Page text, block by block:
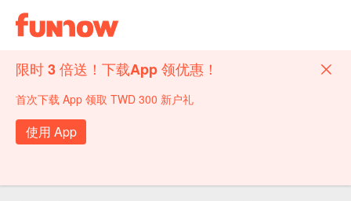
限时 3 倍送！下载App 领优惠！
首次下载 App 领取 TWD 300 新户礼
使用 App